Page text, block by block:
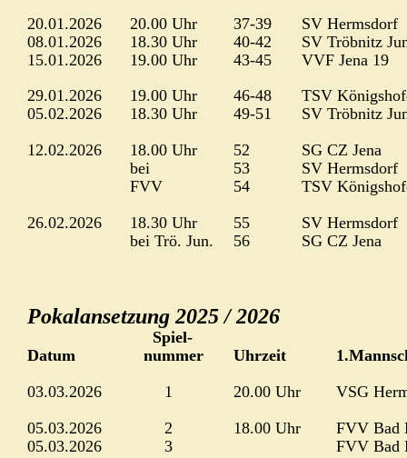
20.01.2026
20.00 Uhr 37-39
SV Hermsdorf
08.01.2026
18.30 Uhr 40-42
SV Tröbnitz
15.01.2026
19.00 Uhr 43-45
VVF Jena 19
29.01.2026
19.00 Uhr 46-48
TSV
05.02.2026
18.30 Uhr 49-51
SV Tröbnitz
12.02.2026
18.00 Uhr 52
SG CZ Jena
bei
53
SV Hermsdorf
FVV
54
TSV
26.02.2026
18.30 Uhr 55
SV Hermsdorf
bei Trö. Jun.
56 SG CZ Jena
Pokalansetzung 2025 / 2026
Spiel-
Datum
nummer Uhrzeit
03.03.2026
1 20.00 Uhr
VSG
05.03.2026
2 18.00 Uhr
FVV Bad
05.03.2026
3
FVV Bad